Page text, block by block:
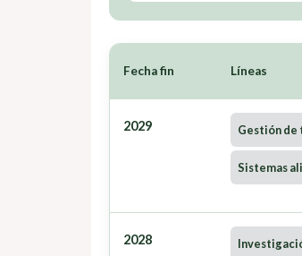
Fecha fin Líneas
2029 Gestión de
Sistemas
2028